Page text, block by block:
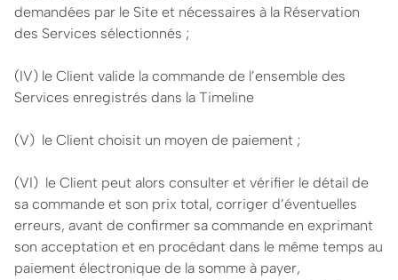
demandées par le Site et nécessaires à la Réservation
des Services sélectionnés ;
(IV) le Client valide la commande de l’ensemble des
Services enregistrés dans la Timeline
(V) le Client choisit un moyen de paiement ;
(VI) le Client peut alors consulter et vérifier le détail de
sa commande et son prix total, corriger d’éventuelles
erreurs, avant de confirmer sa commande en exprimant
son acceptation et en procédant dans le même temps au
paiement électronique de la somme à payer,